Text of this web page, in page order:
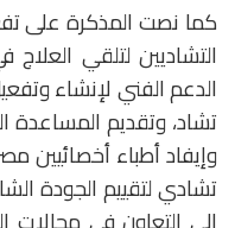
كما نصت المذكرة على
التشاديين لتلقي
الدعم الفني لإنشاء
تشاد، وتقديم المساعدة
وإيفاد أطباء أخصائيين
تشادي لتقييم الجودة